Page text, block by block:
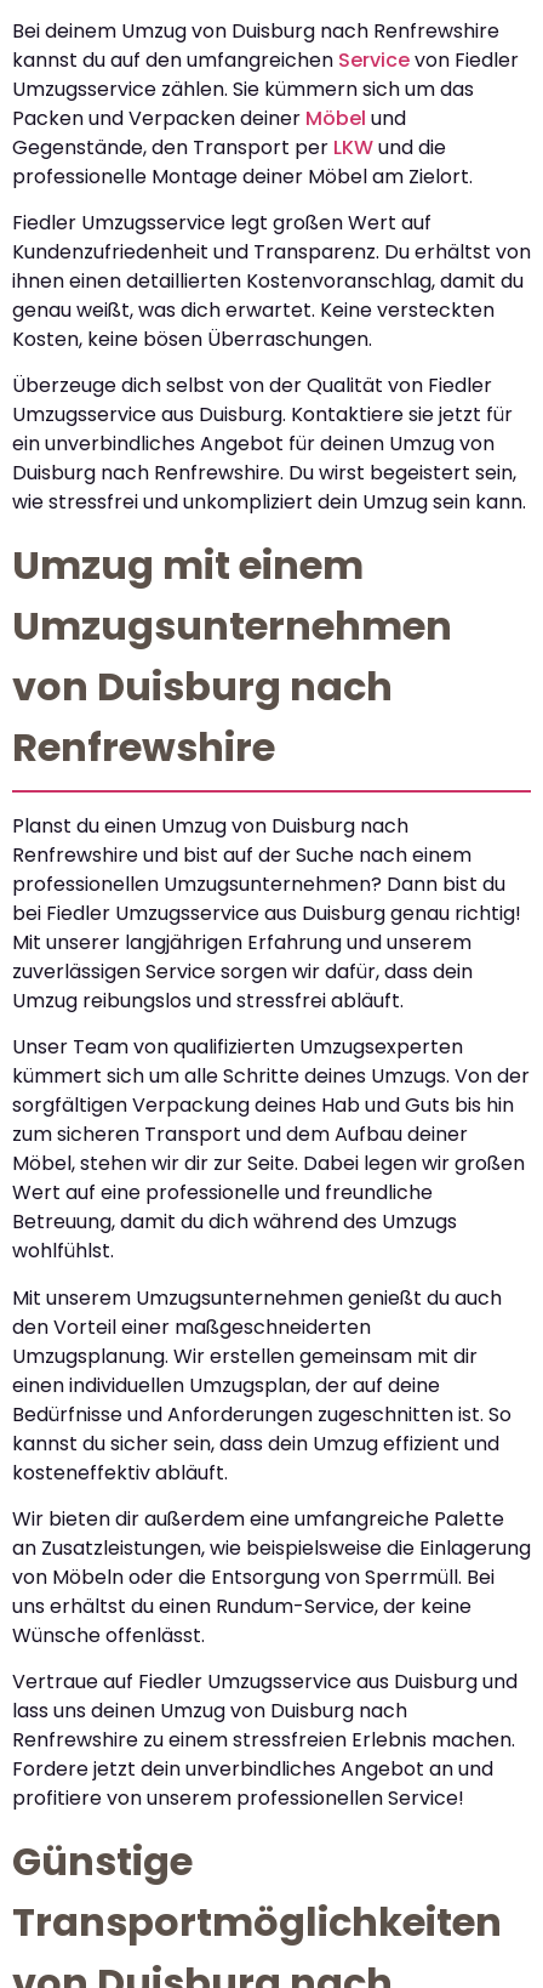
Bei deinem Umzug von Duisburg nach Renfrewshire
kannst du auf den umfangreichen Servicevon Fiedler
Umzugsservice zählen. Sie kümmern sich um das
Packen und Verpacken deiner Möbel und
Gegenstände, den Transport per LKWund die
professionelle Montage deiner Möbel am Zielort.
Fiedler Umzugsservice legt großen Wert auf
Kundenzufriedenheit und Transparenz. Du erhältst von
ihnen einen detaillierten Kostenvoranschlag, damit du
genau weißt, was dich erwartet. Keine versteckten
Kosten, keine bösen Überraschungen.
Überzeuge dich selbst von der Qualität von Fiedler
Umzugsservice aus Duisburg. Kontaktiere sie jetzt für
ein unverbindliches Angebot für deinen Umzug von
Duisburg nach Renfrewshire. Du wirst begeistert sein,
wie stressfrei und unkompliziert dein Umzug sein kann.
Umzug mit einem
Umzugsunternehmen
von Duisburg nach
Renfrewshire
Planst du einen Umzug von Duisburg nach
Renfrewshire und bist auf der Suche nach einem
professionellen Umzugsunternehmen? Dann bist du
bei Fiedler Umzugsservice aus Duisburg genau richtig!
Mit unserer langjährigen Erfahrung und unserem
zuverlässigen Service sorgen wir dafür, dass dein
Umzug reibungslos und stressfrei abläuft.
Unser Team von qualifizierten Umzugsexperten
kümmert sich um alle Schritte deines Umzugs. Von der
sorgfältigen Verpackung deines Hab und Guts bis hin
zum sicheren Transport und dem Aufbau deiner
Möbel, stehen wir dir zur Seite. Dabei legen wir großen
Wert auf eine professionelle und freundliche
Betreuung, damit du dich während des Umzugs
wohlfühlst.
Mit unserem Umzugsunternehmen genießt du auch
den Vorteil einer maßgeschneiderten
Umzugsplanung. Wir erstellen gemeinsam mit dir
einen individuellen Umzugsplan, der auf deine
Bedürfnisse und Anforderungen zugeschnitten ist. So
kannst du sicher sein, dass dein Umzug effizient und
kosteneffektiv abläuft.
Wir bieten dir außerdem eine umfangreiche Palette
an Zusatzleistungen, wie beispielsweise die Einlagerung
von Möbeln oder die Entsorgung von Sperrmüll. Bei
uns erhältst du einen Rundum-Service, der keine
Wünsche offenlässt.
Vertraue auf Fiedler Umzugsservice aus Duisburg und
lass uns deinen Umzug von Duisburg nach
Renfrewshire zu einem stressfreien Erlebnis machen.
Fordere jetzt dein unverbindliches Angebot an und
profitiere von unserem professionellen Service!
Günstige
Transportmöglichkeiten